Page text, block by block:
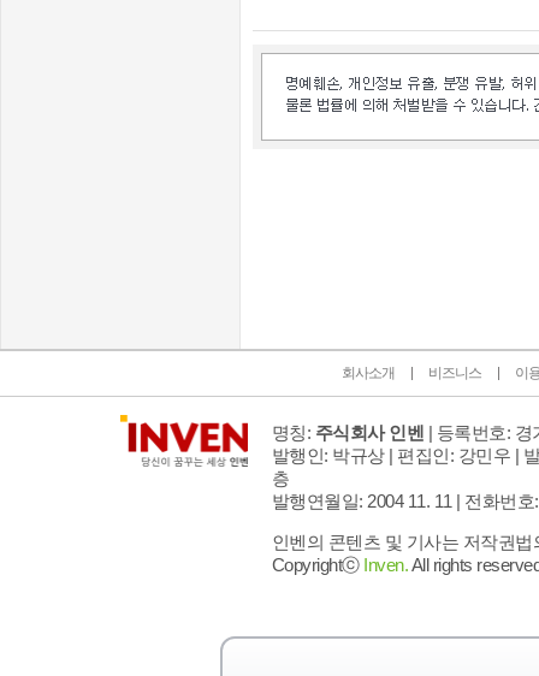
회사소개 비즈니스 이
명칭: 주식회사 인벤 | 등록번호: 경
발행인: 박규상 | 편집인: 강민우 |
층
발행연월일: 2004 11. 11 | 전화번호
인벤의 콘텐츠 및 기사는 저작권
Copyrightⓒ Inven.All rights